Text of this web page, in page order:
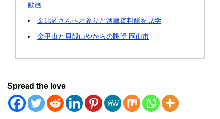
動画
金比羅さんへお参りと酒蔵資料館を見学
金甲山と貝殻山やからの眺望 岡山市
Spread the love